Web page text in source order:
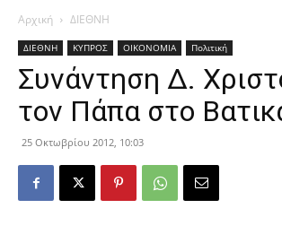
Αρχική ΔΙΕΘΝΗ
ΔΙΕΘΝΗ ΚΥΠΡΟΣ ΟΙΚΟΝΟΜΙΑ Πολιτική
Συνάντηση Δ.
τον Πάπα στο
25 Οκτωβρίου 2012, 10:03